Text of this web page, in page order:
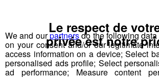
We and ourpartnersdo the following
on your consent and/or our legitimate
access information on a device; Select
personalised ads profile; Select
ad performance; Measure content
Le respect de
privée est notre